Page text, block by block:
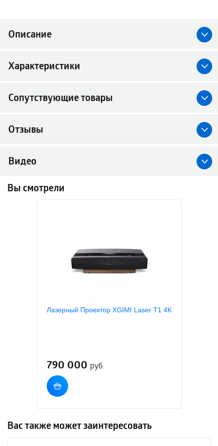
Описание
Характеристики
Сопутствующие товары
Отзывы
Видео
Вы смотрели
Лазерный Проектор XGIMI Laser T1 4K
790 000 руб.
Вас также может заинтересовать